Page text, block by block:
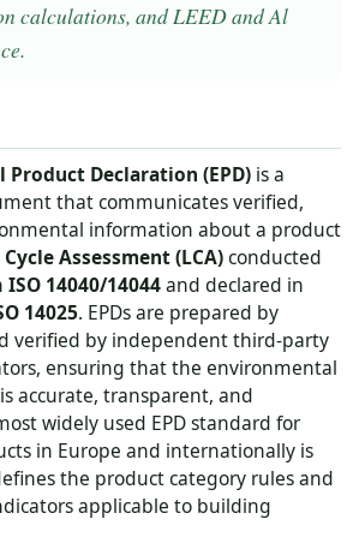
calculations, and LEED and Al
Declaration (EPD) is a
that communicates verified,
information about a product
Assessment (LCA)conducted
ISO 14040/14044and declared in
14025. EPDs are prepared by
verified by independent third-party
ensuring that the environmental
accurate, transparent, and
widely used EPD standard for
in Europe and internationally is
the product category rules and
applicable to building